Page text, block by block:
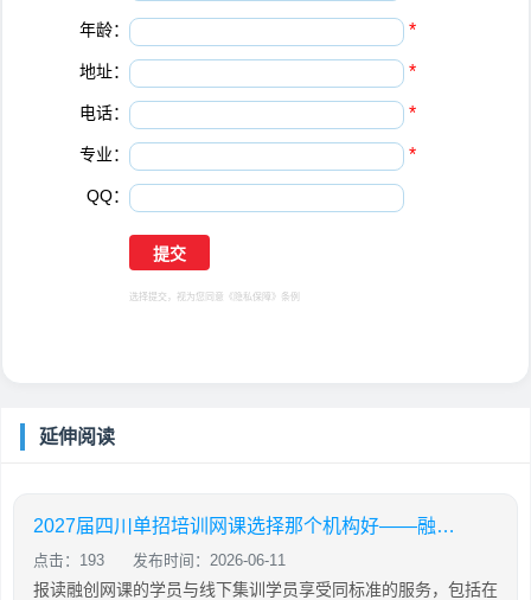
年龄： *
地址： *
电话： *
专业： *
QQ：
选择提交，视为您同意 《隐私保障》 条例
延伸阅读
2027届四川单招培训网课选择那个机构好——融创单招培训学校
点击：193 发布时间：2026-06-11
报读融创网课的学员与线下集训学员享受同标准的服务，包括在